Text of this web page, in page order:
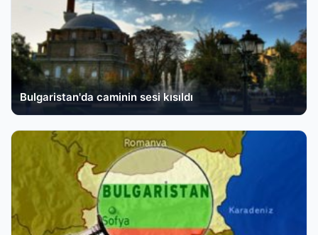
Bulgaristan'da caminin sesi kısıldı